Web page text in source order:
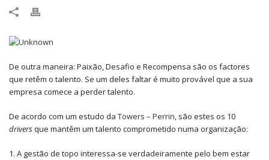
De outra maneira: Paixão, Desafio e Recompensa são os factores
que retêm o talento. Se um deles faltar é muito provável que a sua
empresa comece a perder talento.
De acordo com um estudo da Towers – Perrin, são estes os 10
driversque mantêm um talento comprometido numa organização:
1. A gestão de topo interessa-se verdadeiramente pelo bem estar